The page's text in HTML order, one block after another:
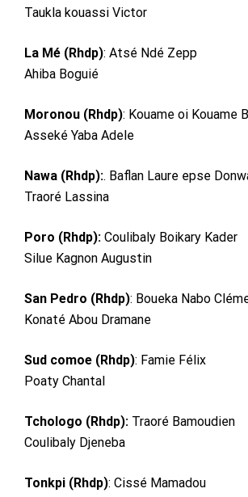
Taukla kouassi Victor
La Mé (Rhdp): Atsé Ndé Zepp
Ahiba Boguié
Moronou (Rhdp): Kouame oi Kouame
Asseké Yaba Adele
Nawa (Rhdp):. Baflan Laure epse
Traoré Lassina
Poro (Rhdp): Coulibaly Boikary Kader
Silue Kagnon Augustin
San Pedro (Rhdp): Boueka Nabo
Konaté Abou Dramane
Sud comoe (Rhdp): Famie Félix
Poaty Chantal
Tchologo (Rhdp): Traoré Bamoudien
Coulibaly Djeneba
Tonkpi (Rhdp): Cissé Mamadou